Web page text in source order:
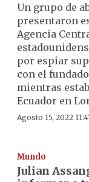
Un grupo de
presentaron
Agencia
por espiar
con el
mientras
Ecuador en
Agosto 15, 2022
Mundo
Julian